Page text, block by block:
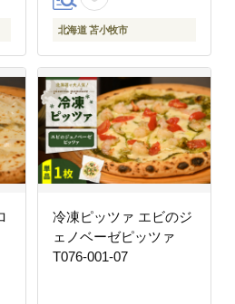
北海道 苫小牧市
冷凍ピッツァ エビのジ
ェノベーゼピッツァ
T076-001-07